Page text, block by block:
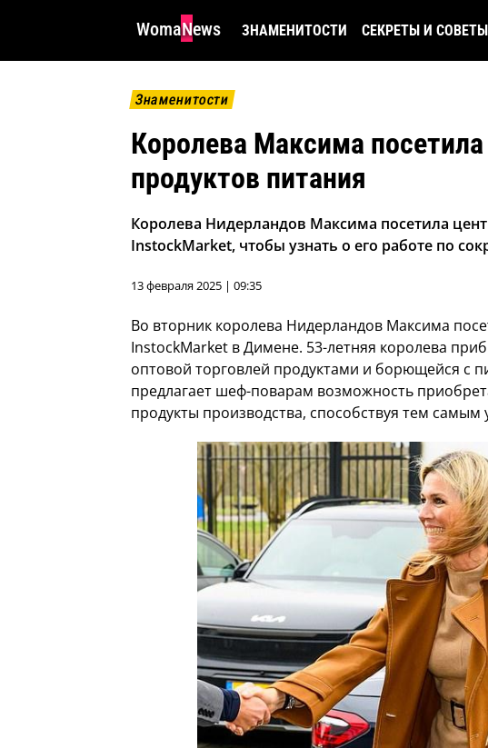
WomaNews ЗНАМЕНИТОСТИ СЕКРЕТЫ И СОВЕТЫ
Знаменитости
Королева Максима
продуктов питания
Королева Нидерландов Максима посетила
InstockMarket, чтобы узнать о его работе по
13 февраля 2025 | 09:35
Во вторник королева Нидерландов Максима
InstockMarket в Димене. 53-летняя королева
оптовой торговлей продуктами и борющейся с
предлагает шеф-поварам возможность
продукты производства, способствуя тем